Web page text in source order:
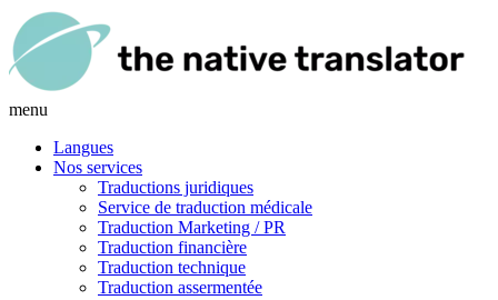
menu
Langues
Nos services
Traductions juridiques
Service de traduction médicale
Traduction Marketing / PR
Traduction financière
Traduction technique
Traduction assermentée